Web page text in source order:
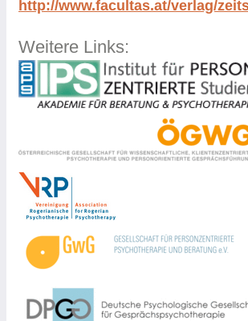
http://www.facultas.at/verlag/
Weitere Links: